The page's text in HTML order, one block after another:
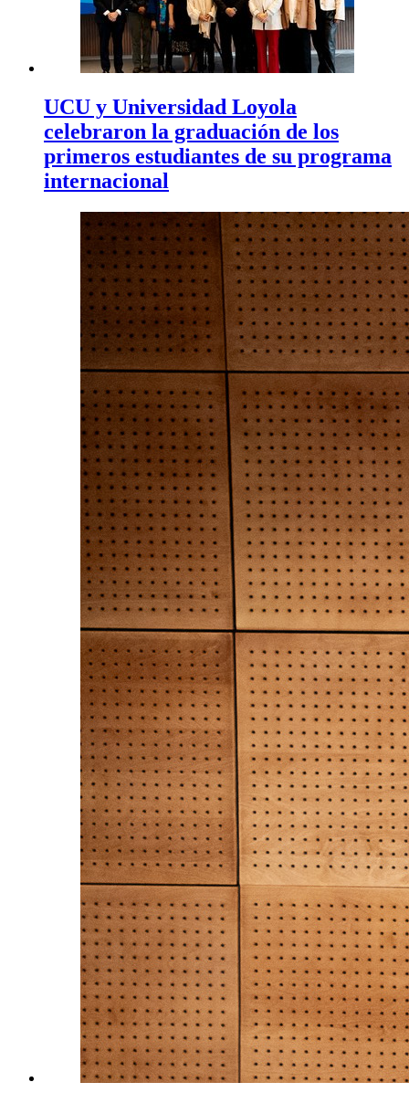
UCU y Universidad Loyola
celebraron la graduación de los
primeros estudiantes de su programa
internacional